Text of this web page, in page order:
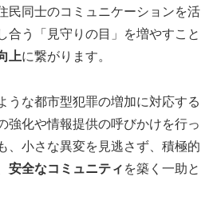
民同士のコミュニケーションを活
合う「見守りの目」を増やすこと
上に繋がります。
うな都市型犯罪の増加に対応する
強化や情報提供の呼びかけを行っ
、小さな異変を見逃さず、積極的
安全なコミュニティ を築く一助と